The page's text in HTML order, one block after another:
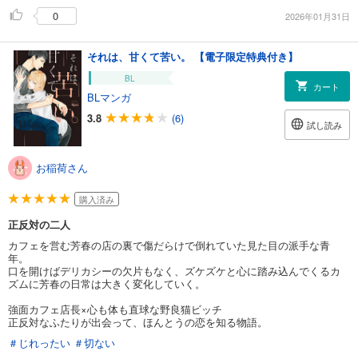
0
2026年01月31日
それは、甘くて苦い。 【電子限定特典付き】
BL
BLマンガ
3.8
(6)
カート
試し読み
お稲荷さん
購入済み
正反対の二人
カフェを営む芳春の店の裏で傷だらけで倒れていた見た目の派手な青
年。
口を開けばデリカシーの欠片もなく、ズケズケと心に踏み込んでくるカ
ズムに芳春の日常は大きく変化していく。
強面カフェ店長×心も体も直球な野良猫ビッチ
正反対なふたりが出会って、ほんとうの恋を知る物語。
＃じれったい ＃切ない